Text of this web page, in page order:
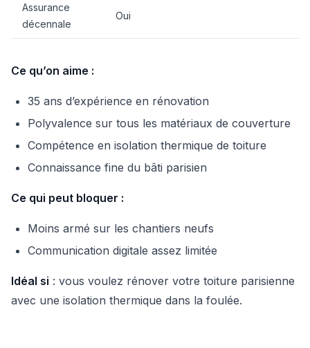
Assurance
décennale
Oui
Ce qu’on aime :
35 ans d’expérience en rénovation
Polyvalence sur tous les matériaux de couverture
Compétence en isolation thermique de toiture
Connaissance fine du bâti parisien
Ce qui peut bloquer :
Moins armé sur les chantiers neufs
Communication digitale assez limitée
Idéal si : vous voulez rénover votre toiture parisienne
avec une isolation thermique dans la foulée.